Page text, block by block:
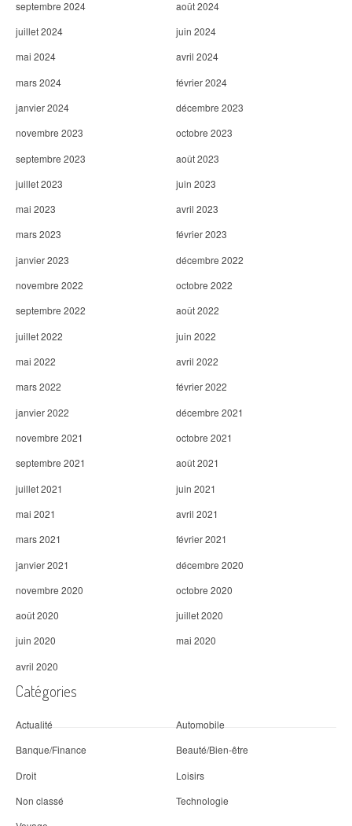
septembre 2024
août 2024
juillet 2024
juin 2024
mai 2024
avril 2024
mars 2024
février 2024
janvier 2024
décembre 2023
novembre 2023
octobre 2023
septembre 2023
août 2023
juillet 2023
juin 2023
mai 2023
avril 2023
mars 2023
février 2023
janvier 2023
décembre 2022
novembre 2022
octobre 2022
septembre 2022
août 2022
juillet 2022
juin 2022
mai 2022
avril 2022
mars 2022
février 2022
janvier 2022
décembre 2021
novembre 2021
octobre 2021
septembre 2021
août 2021
juillet 2021
juin 2021
mai 2021
avril 2021
mars 2021
février 2021
janvier 2021
décembre 2020
novembre 2020
octobre 2020
août 2020
juillet 2020
juin 2020
mai 2020
avril 2020
Catégories
Actualité
Automobile
Banque/Finance
Beauté/Bien-être
Droit
Loisirs
Non classé
Technologie